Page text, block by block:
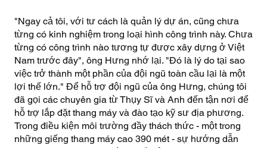
"Ngay cả tôi, với tư cách là quản lý dự án, cũng chưa
từng có kinh nghiệm trong loại hình công trình này. Chưa
từng có công trình nào tương tự được xây dựng ở Việt
Nam trước đây", ông Hưng nhớ lại. "Đó là lý do tại sao
việc trở thành một phần của đội ngũ toàn cầu lại là một
lợi thế lớn." Để hỗ trợ đội ngũ của ông Hưng, chúng tôi
đã gọi các chuyên gia từ Thụy Sĩ và Anh đến tận nơi để
hỗ trợ lắp đặt thang máy và đào tạo kỹ sư địa phương.
Trong điều kiện môi trường đầy thách thức - một trong
những giếng thang máy cao 390 mét - sự hướng dẫn